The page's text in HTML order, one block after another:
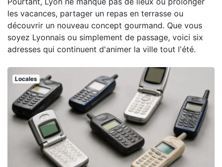
les vacances, partager un repas en terrasse ou
découvrir un nouveau concept gourmand. Que vous
soyez Lyonnais ou simplement de passage, voici six
adresses qui continuent d'animer la ville tout l'été.
Locales